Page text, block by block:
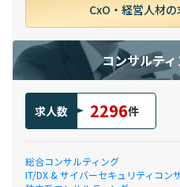
CxO・経営人材
コンサルテ
求人数 2296件
総合コンサルティング
IT/DX & サイバーセキュリティコン